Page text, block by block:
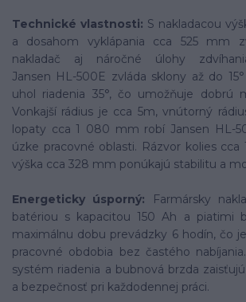
Technické vlastnosti: S nakladacou
a dosahom vyklápania cca 525 mm
nakladač aj náročné úlohy
Jansen HL-500E zvláda sklony až do
uhol riadenia 35°, čo umožňuje dobrú
Vonkajší rádius je cca 5m, vnútorný
lopaty cca 1 080 mm robí Jansen HL-
úzke pracovné oblasti. Rázvor kolies cca
výška cca 328 mm ponúkajú stabilitu a
Energeticky úsporný: Farmársky
batériou s kapacitou 150 Ah a piatimi
maximálnu dobu prevádzky 6 hodín, čo
pracovné obdobia bez častého
systém riadenia a bubnová brzda
a bezpečnosť pri každodennej práci.